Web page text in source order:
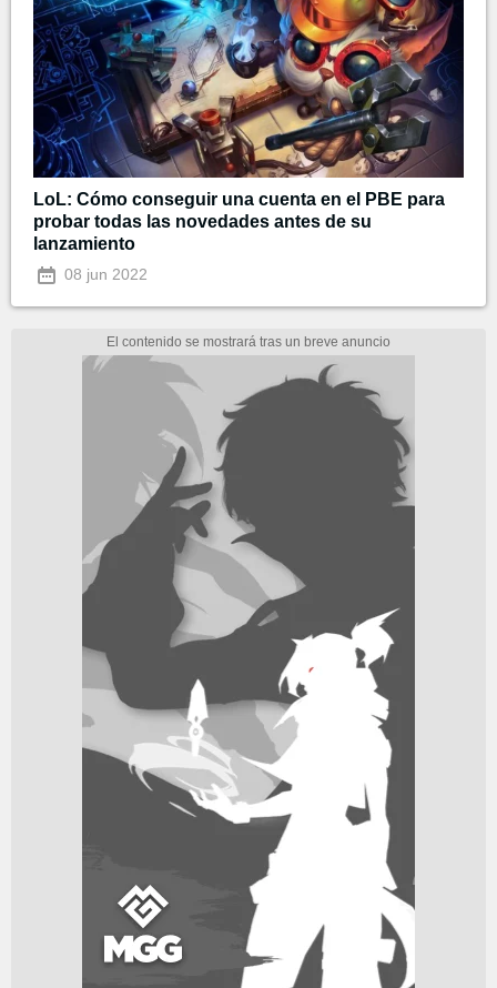
LoL: Cómo conseguir una cuenta en el PBE para
probar todas las novedades antes de su
lanzamiento
08 jun 2022